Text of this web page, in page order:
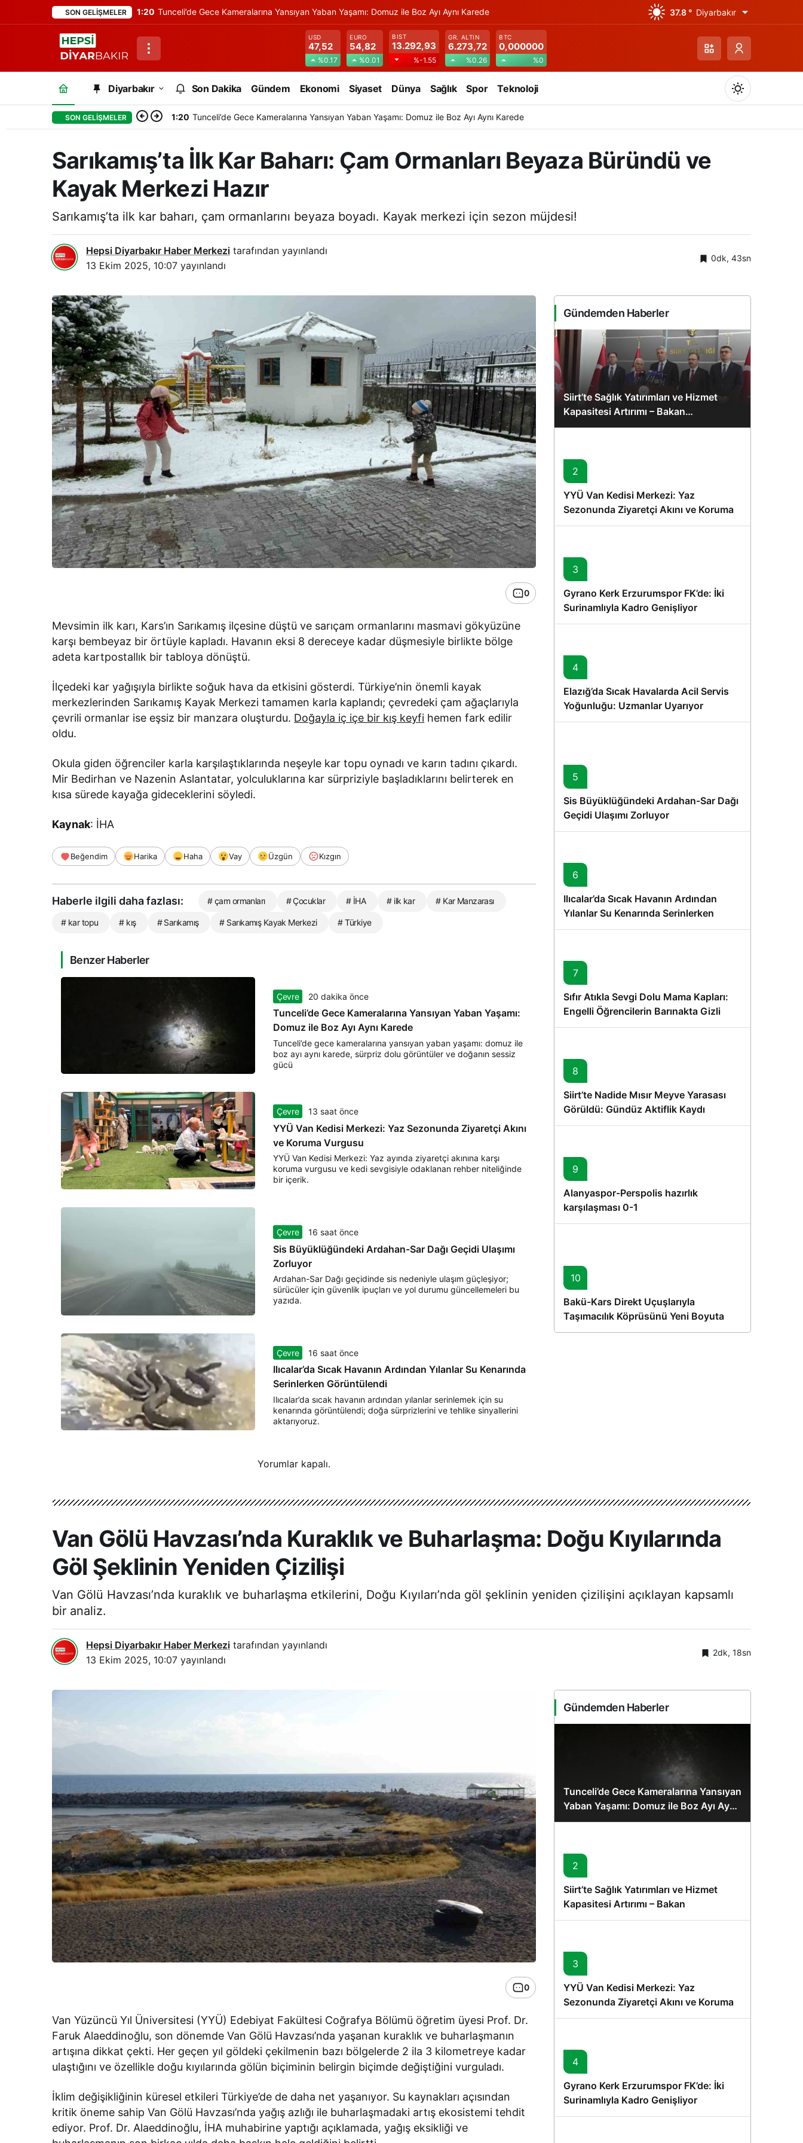
SON GELIŞMELER 1:20 Tunceli’de Gece Kameralarına Yansıyan Yaban Yaşamı: Domuz ile Boz Ayı Aynı Karede 37.8 ° Diyarbakır
USD
47,52
%0.17
EURO
54,82
%0.01
BIST
13.292,93
%-1.55
GR. ALTIN
6.273,72
%0.26
BTC
0,000000
%0
Diyarbakır Son Dakika Gündem Ekonomi Siyaset Dünya Sağlık Spor Teknoloji
SON GELIŞMELER 1:20 Tunceli’de Gece Kameralarına Yansıyan Yaban Yaşamı: Domuz ile Boz Ayı Aynı Karede
Sarıkamış’ta İlk Kar Baharı: Çam Ormanları Beyaza Büründü ve
Kayak Merkezi Hazır
Sarıkamış’ta ilk kar baharı, çam ormanlarını beyaza boyadı. Kayak merkezi için sezon müjdesi!
Hepsi Diyarbakır Haber Merkezi tarafından yayınlandı
13 Ekim 2025, 10:07 yayınlandı
0dk, 43sn
0
Mevsimin ilk karı, Kars’ın Sarıkamış ilçesine düştü ve sarıçam ormanlarını masmavi gökyüzüne
karşı bembeyaz bir örtüyle kapladı. Havanın eksi 8 dereceye kadar düşmesiyle birlikte bölge
adeta kartpostallık bir tabloya dönüştü.
İlçedeki kar yağışıyla birlikte soğuk hava da etkisini gösterdi. Türkiye’nin önemli kayak
merkezlerinden Sarıkamış Kayak Merkezi tamamen karla kaplandı; çevredeki çam ağaçlarıyla
çevrili ormanlar ise eşsiz bir manzara oluşturdu. Doğayla iç içe bir kış keyfi hemen fark edilir
oldu.
Okula giden öğrenciler karla karşılaştıklarında neşeyle kar topu oynadı ve karın tadını çıkardı.
Mir Bedirhan ve Nazenin Aslantatar, yolculuklarına kar sürpriziyle başladıklarını belirterek en
kısa sürede kayağa gideceklerini söyledi.
Kaynak: İHA
Beğendim Harika Haha Vay Üzgün Kızgın
Haberle ilgili daha fazlası: # çam ormanları # Çocuklar # İHA # ilk kar # Kar Manzarası
# kar topu # kış # Sarıkamış # Sarıkamış Kayak Merkezi # Türkiye
Benzer Haberler
Çevre 20 dakika önce
Tunceli’de Gece Kameralarına Yansıyan Yaban Yaşamı:
Domuz ile Boz Ayı Aynı Karede
Tunceli’de gece kameralarına yansıyan yaban yaşamı: domuz ile
boz ayı aynı karede, sürpriz dolu görüntüler ve doğanın sessiz
gücü
Çevre 13 saat önce
YYÜ Van Kedisi Merkezi: Yaz Sezonunda Ziyaretçi Akını
ve Koruma Vurgusu
YYÜ Van Kedisi Merkezi: Yaz ayında ziyaretçi akınına karşı
koruma vurgusu ve kedi sevgisiyle odaklanan rehber niteliğinde
bir içerik.
Çevre 16 saat önce
Sis Büyüklüğündeki Ardahan-Sar Dağı Geçidi Ulaşımı
Zorluyor
Ardahan-Sar Dağı geçidinde sis nedeniyle ulaşım güçleşiyor;
sürücüler için güvenlik ipuçları ve yol durumu güncellemeleri bu
yazıda.
Çevre 16 saat önce
Ilıcalar’da Sıcak Havanın Ardından Yılanlar Su Kenarında
Serinlerken Görüntülendi
Ilıcalar’da sıcak havanın ardından yılanlar serinlemek için su
kenarında görüntülendi; doğa sürprizlerini ve tehlike sinyallerini
aktarıyoruz.
Yorumlar kapalı.
Gündemden Haberler
Siirt’te Sağlık Yatırımları ve Hizmet
Kapasitesi Artırımı – Bakan
Memişoğlu’nun Ziyareti
2
YYÜ Van Kedisi Merkezi: Yaz
Sezonunda Ziyaretçi Akını ve Koruma
Vurgusu
3
Gyrano Kerk Erzurumspor FK’de: İki
Surinamlıyla Kadro Genişliyor
4
Elazığ’da Sıcak Havalarda Acil Servis
Yoğunluğu: Uzmanlar Uyarıyor
5
Sis Büyüklüğündeki Ardahan-Sar Dağı
Geçidi Ulaşımı Zorluyor
6
Ilıcalar’da Sıcak Havanın Ardından
Yılanlar Su Kenarında Serinlerken
Görüntülendi
7
Sıfır Atıkla Sevgi Dolu Mama Kapları:
Engelli Öğrencilerin Barınakta Gizli
Dostları İçin Gönüllü Proje
8
Siirt’te Nadide Mısır Meyve Yarasası
Görüldü: Gündüz Aktiflik Kaydı
9
Alanyaspor-Perspolis hazırlık
karşılaşması 0-1
10
Bakü-Kars Direkt Uçuşlarıyla
Taşımacılık Köprüsünü Yeni Boyuta
Taşıyan İlk Yolcu Uçağı Hareket Etti
Van Gölü Havzası’nda Kuraklık ve Buharlaşma: Doğu Kıyılarında
Göl Şeklinin Yeniden Çizilişi
Van Gölü Havzası’nda kuraklık ve buharlaşma etkilerini, Doğu Kıyıları’nda göl şeklinin yeniden çizilişini açıklayan kapsamlı
bir analiz.
Hepsi Diyarbakır Haber Merkezi tarafından yayınlandı
13 Ekim 2025, 10:07 yayınlandı
2dk, 18sn
0
Van Yüzüncü Yıl Üniversitesi (YYÜ) Edebiyat Fakültesi Coğrafya Bölümü öğretim üyesi Prof. Dr.
Faruk Alaeddinoğlu, son dönemde Van Gölü Havzası’nda yaşanan kuraklık ve buharlaşmanın
artışına dikkat çekti. Her geçen yıl göldeki çekilmenin bazı bölgelerde 2 ila 3 kilometreye kadar
ulaştığını ve özellikle doğu kıyılarında gölün biçiminin belirgin biçimde değiştiğini vurguladı.
İklim değişikliğinin küresel etkileri Türkiye’de de daha net yaşanıyor. Su kaynakları açısından
kritik öneme sahip Van Gölü Havzası’nda yağış azlığı ile buharlaşmadaki artış ekosistemi tehdit
ediyor. Prof. Dr. Alaeddinoğlu, İHA muhabirine yaptığı açıklamada, yağış eksikliği ve
Gündemden Haberler
Tunceli’de Gece Kameralarına Yansıyan
Yaban Yaşamı: Domuz ile Boz Ayı Aynı
Karede
2
Siirt’te Sağlık Yatırımları ve Hizmet
Kapasitesi Artırımı – Bakan
Memişoğlu’nun Ziyareti
3
YYÜ Van Kedisi Merkezi: Yaz
Sezonunda Ziyaretçi Akını ve Koruma
Vurgusu
4
Gyrano Kerk Erzurumspor FK’de: İki
Surinamlıyla Kadro Genişliyor